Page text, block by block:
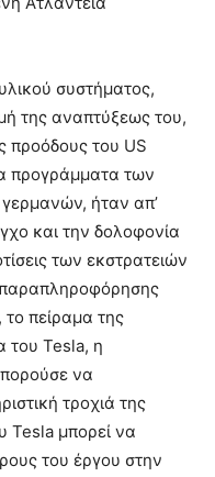
συστήματος,
της αναπτύξεως του,
προόδους του US
προγράμματα των
ήταν απ’
και την δολοφονία
των εκστρατειών
παραπληροφόρησης
πείραμα της
του Tesla, η
να
τροχιά της
Tesla μπορεί να
του έργου στην